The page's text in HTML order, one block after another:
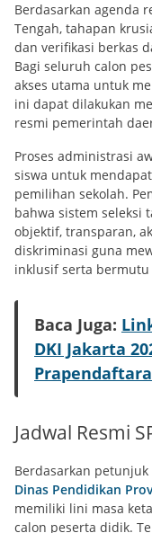
Berdasarkan agenda
Tengah, tahapan
dan verifikasi berkas
Bagi seluruh calon
akses utama untuk
ini dapat dilakukan
resmi pemerintah
Proses administrasi
siswa untuk
pemilihan sekolah.
bahwa sistem seleksi
objektif, transparan,
diskriminasi guna
inklusif serta
Baca Juga:
DKI Jakarta
Jadwal Resmi
Berdasarkan
Dinas Pendidikan
memiliki lini masa
calon peserta didik.